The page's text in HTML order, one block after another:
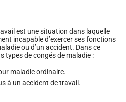
est une situation dans laquelle
incapable d’exercer ses fonctions
ou d’un accident. Dans ce
types de congés de maladie :
maladie ordinaire.
à un accident de travail.